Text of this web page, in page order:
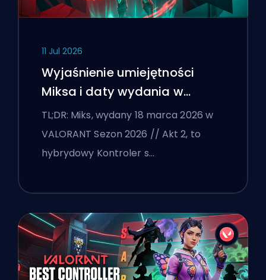
11 Jul 2026
Wyjaśnienie umiejętności
Miksa i daty wydania w
VALORANT
TL;DR: Miks, wydany 18 marca 2026 w
VALORANT Sezon 2026 // Akt 2, to
hybrydowy Kontroler s…